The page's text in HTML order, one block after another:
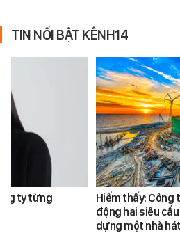
TIN NỔI BẬT KÊNH14
ty từng
Hiếm thấy: Công
động hai siêu
dựng một nhà